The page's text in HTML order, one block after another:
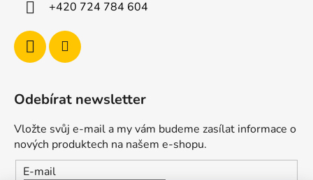
+420 724 784 604
Odebírat newsletter
Vložte svůj e-mail a my vám budeme zasílat informace o
nových produktech na našem e-shopu.
E-mail